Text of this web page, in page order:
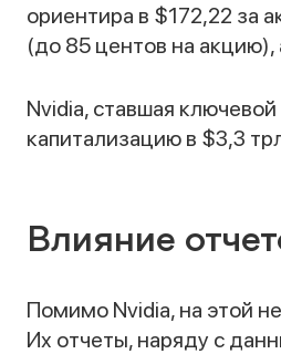
ориентира в $172,22 за
(до 85 центов на
Nvidia, ставшая
капитализацию в $3,3
Влияние
Помимо Nvidia, на этой
Их отчеты, наряду с